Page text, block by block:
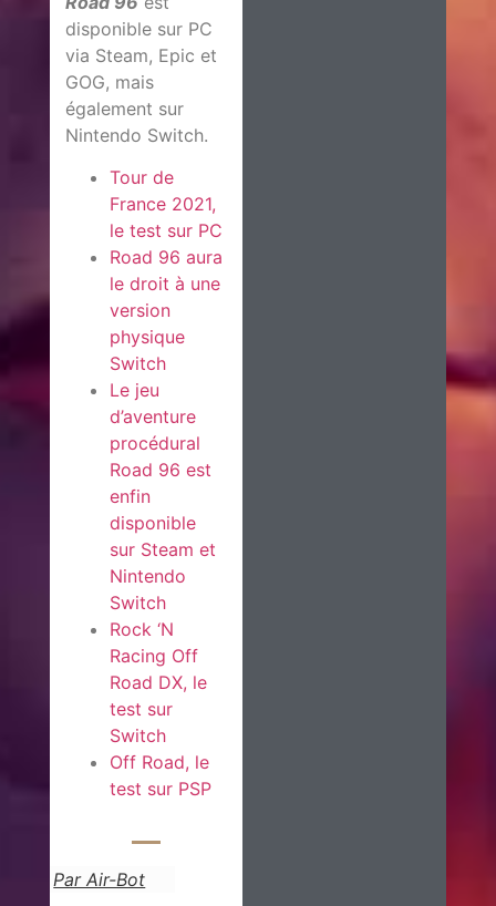
disponible sur PC
via Steam, Epic et
GOG, mais
également sur
Nintendo Switch.
Tour de
France 2021,
le test sur PC
Road 96 aura
le droit à une
version
physique
Switch
Le jeu
d’aventure
procédural
Road 96 est
enfin
disponible
sur Steam et
Nintendo
Switch
Rock ‘N
Racing Off
Road DX, le
test sur
Switch
Off Road, le
test sur PSP
Par Air-Bot